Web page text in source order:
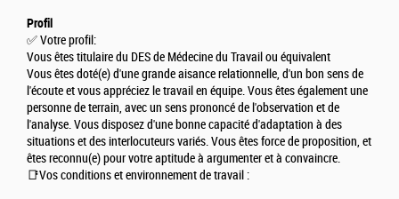
Profil
✅ Votre profil:
Vous êtes titulaire du DES de Médecine du Travail ou équivalent
Vous êtes doté(e) d'une grande aisance relationnelle, d'un bon sens de
l'écoute et vous appréciez le travail en équipe. Vous êtes également une
personne de terrain, avec un sens prononcé de l'observation et de
l'analyse. Vous disposez d'une bonne capacité d'adaptation à des
situations et des interlocuteurs variés. Vous êtes force de proposition, et
êtes reconnu(e) pour votre aptitude à argumenter et à convaincre.
📑Vos conditions et environnement de travail :